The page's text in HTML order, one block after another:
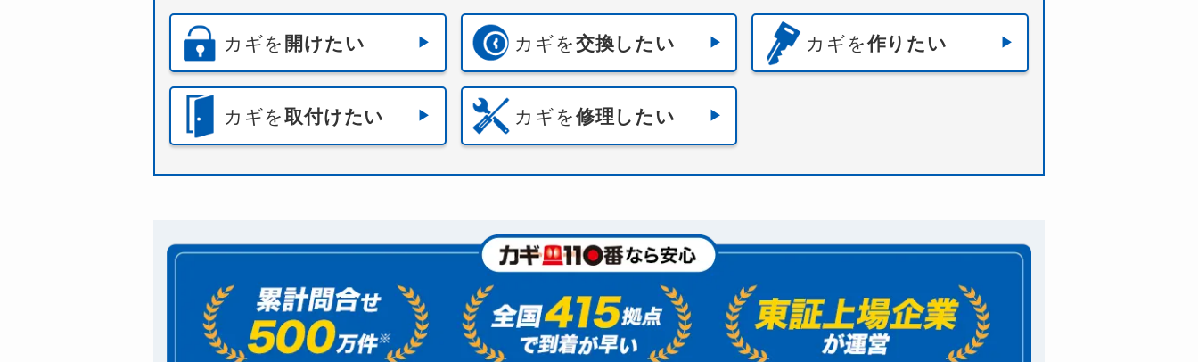
カギを 開けたい カギを交換したい カギを作りたい
カギを取付けたい カギを修理したい